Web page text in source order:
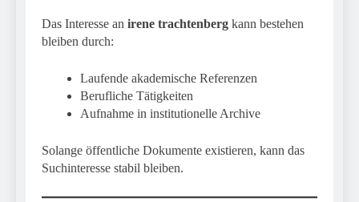
Das Interesse an irene trachtenberg kann bestehen
bleiben durch:
Laufende akademische Referenzen
Berufliche Tätigkeiten
Aufnahme in institutionelle Archive
Solange öffentliche Dokumente existieren, kann das
Suchinteresse stabil bleiben.